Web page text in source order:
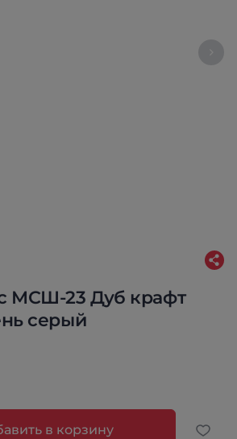
МСШ-23 Дуб крафт
серый
в корзину